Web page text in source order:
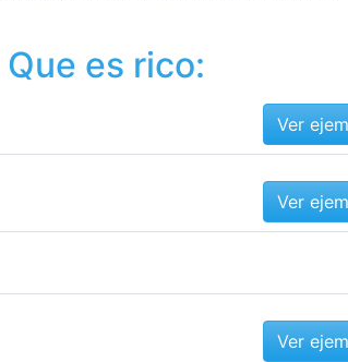
Que es rico:
Ver
Ver
Ver